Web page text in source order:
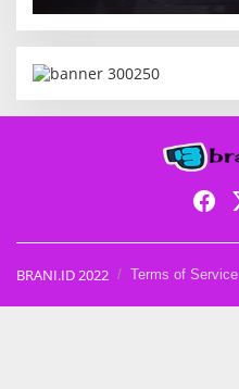
BRANI.ID 2022 Terms of Service